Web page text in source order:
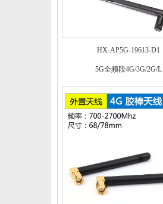
HX-AP5G-19613-D1
5G全频段4G/3G/2G/L